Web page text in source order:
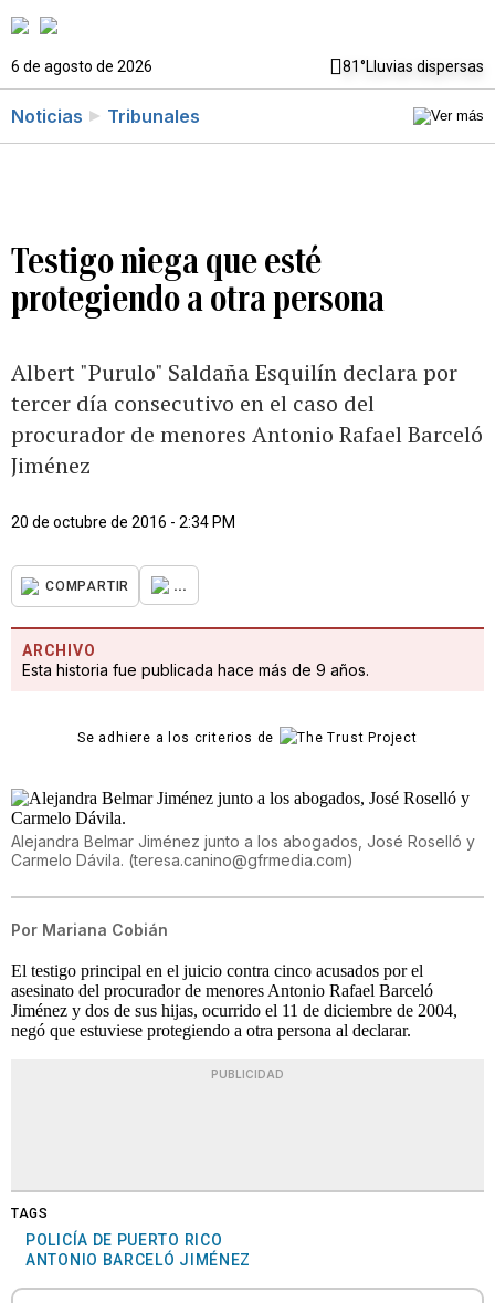
6 de agosto de 2026 81°Lluvias dispersas
Noticias Tribunales
Testigo niega que esté
protegiendo a otra persona
Albert "Purulo" Saldaña Esquilín declara por
tercer día consecutivo en el caso del
procurador de menores Antonio Rafael Barceló
Jiménez
20 de octubre de 2016 - 2:34 PM
COMPARTIR ...
ARCHIVO
Esta historia fue publicada hace más de 9 años.
Se adhiere a los criterios de
Alejandra Belmar Jiménez junto a los abogados, José Roselló y
Carmelo Dávila. (teresa.canino@gfrmedia.com)
Por Mariana Cobián
El testigo principal en el juicio contra cinco acusados por el
asesinato del procurador de menores Antonio Rafael Barceló
Jiménez y dos de sus hijas, ocurrido el 11 de diciembre de 2004,
negó que estuviese protegiendo a otra persona al declarar.
PUBLICIDAD
TAGS
POLICÍA DE PUERTO RICO
ANTONIO BARCELÓ JIMÉNEZ